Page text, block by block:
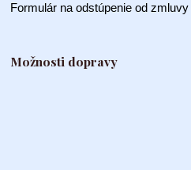
Formulár na odstúpenie od zmluvy
Možnosti dopravy